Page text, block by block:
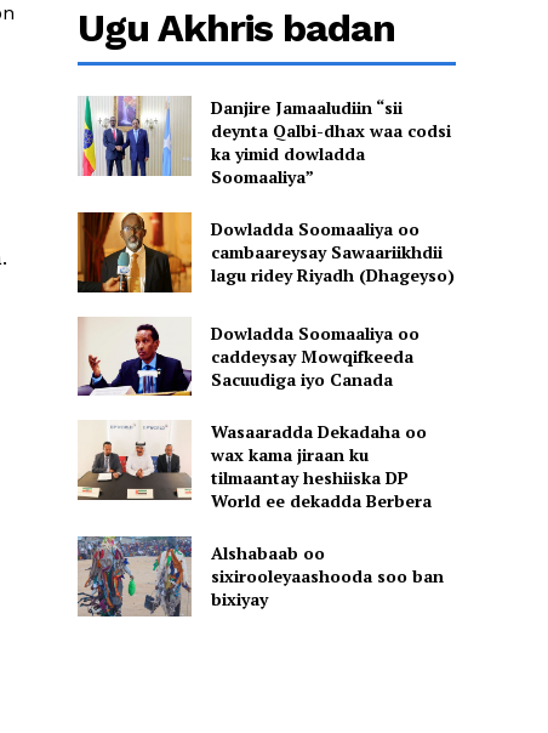
Ugu Akhris badan
Danjire Jamaaludiin “sii
deynta Qalbi-dhax waa codsi
ka yimid dowladda
Soomaaliya”
Dowladda Soomaaliya oo
cambaareysay Sawaariikhdii
lagu ridey Riyadh (Dhageyso)
Dowladda Soomaaliya oo
caddeysay Mowqifkeeda
Sacuudiga iyo Canada
Wasaaradda Dekadaha oo
wax kama jiraan ku
tilmaantay heshiiska DP
World ee dekadda Berbera
Alshabaab oo
sixirooleyaashooda soo ban
bixiyay